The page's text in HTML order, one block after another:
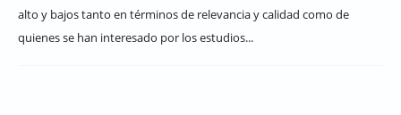
alto y bajos tanto en términos de relevancia y calidad como de
quienes se han interesado por los estudios...